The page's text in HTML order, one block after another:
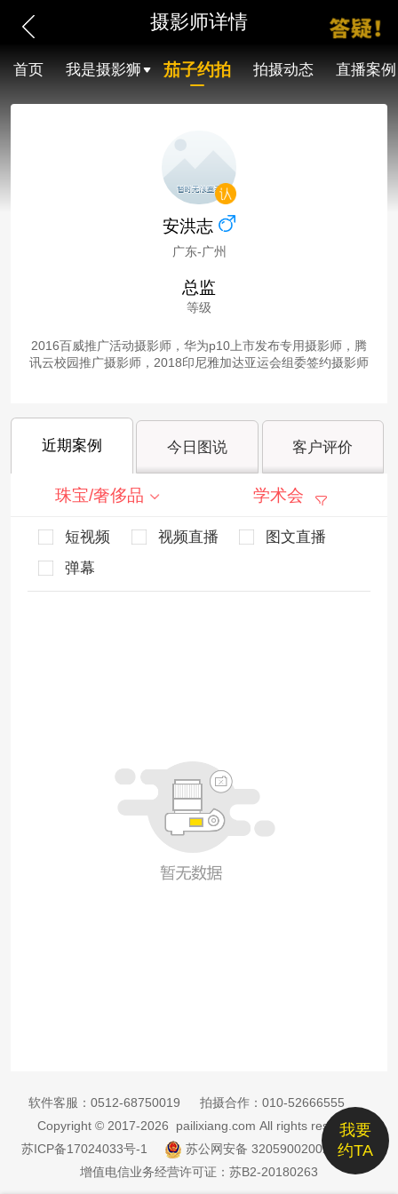
摄影师详情
首页 我是摄影狮 茄子约拍 拍摄动态 直播案例
安洪志
广东-广州
总监
等级
2016百威推广活动摄影师，华为p10上市发布专用摄影师，腾
讯云校园推广摄影师，2018印尼雅加达亚运会组委签约摄影师
近期案例 今日图说 客户评价
珠宝/奢侈品 学术会
短视频 视频直播
图文直播
弹幕
我要
约TA
软件客服： 0512-68750019 拍摄合作： 010-52666555
Copyright © 2017-2026 pailixiang.com All rights reserved
苏ICP备17024033号-1
苏公网安备 32059002002885号
增值电信业务经营许可证：苏B2-20180263